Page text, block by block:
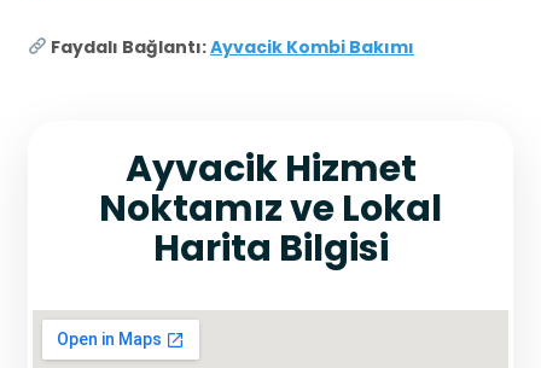
Faydalı Bağlantı:Ayvacik Kombi Bakımı
Ayvacik Hizmet
Noktamız ve Lokal
Harita Bilgisi